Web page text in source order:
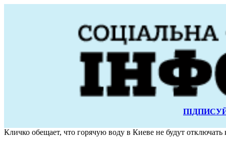
Кличко обещает, что горячую воду в Киеве не будут отключать